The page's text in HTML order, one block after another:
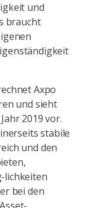
und
braucht
Axpo
und sieht
2019 vor.
stabile
und den
lichkeiten
bei den